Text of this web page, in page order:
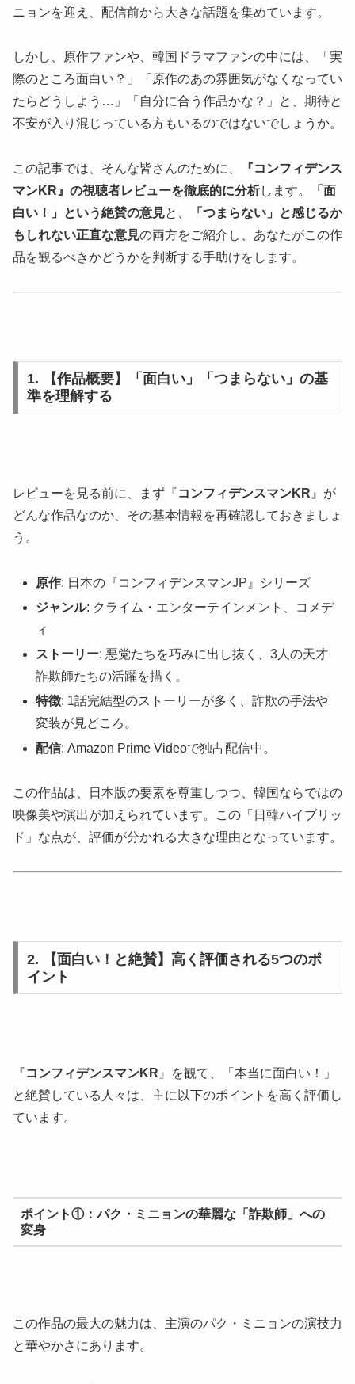
ニョンを迎え、配信前から大きな話題を集めています。
しかし、原作ファンや、韓国ドラマファンの中には、「実
際のところ面白い？」「原作のあの雰囲気がなくなってい
たらどうしよう…」「自分に合う作品かな？」と、期待と
不安が入り混じっている方もいるのではないでしょうか。
この記事では、そんな皆さんのために、
『コンフィデンス
マンKR』の視聴者レビューを徹底的に分析します。
「面
白い！」という絶賛の意見と、
「つまらない」と感じるか
もしれない正直な意見の両方をご紹介し、あなたがこの作
品を観るべきかどうかを判断する手助けをします。
1. 【作品概要】「面白い」「つまらない」の基
準を理解する
レビューを見る前に、まず『コンフィデンスマンKR 』が
どんな作品なのか、その基本情報を再確認しておきましょ
う。
原作: 日本の『コンフィデンスマンJP』シリーズ
ジャンル: クライム・エンターテインメント、コメデ
ィ
ストーリー: 悪党たちを巧みに出し抜く、3人の天才
詐欺師たちの活躍を描く。
特徴: 1話完結型のストーリーが多く、詐欺の手法や
変装が見どころ。
配信: Amazon Prime Videoで独占配信中。
この作品は、日本版の要素を尊重しつつ、韓国ならではの
映像美や演出が加えられています。この「日韓ハイブリッ
ド」な点が、評価が分かれる大きな理由となっています。
2. 【面白い！と絶賛】高く評価される5つのポ
イント
『コンフィデンスマンKR 』を観て、「本当に面白い！」
と絶賛している人々は、主に以下のポイントを高く評価し
ています。
ポイント①：パク・ミニョンの華麗な「詐欺師」への
変身
この作品の最大の魅力は、主演のパク・ミニョンの演技力
と華やかさにあります。